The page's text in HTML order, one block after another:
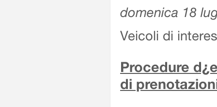
domenica 18
Veicoli di
Procedure
di